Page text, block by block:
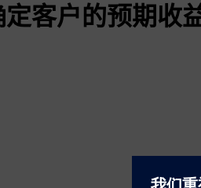
客户的预期收